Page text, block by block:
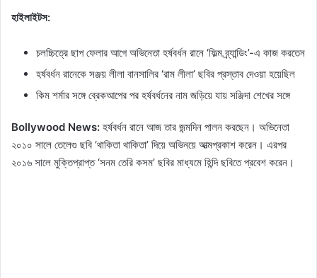
হাইলাইটস:
চলচ্চিত্রে ছাপ ফেলার আগে অভিনেতা হর্ষবর্ধন রানে ‘ফিল্ম ব্র্যান্ডিং’-এ কাজ করতেন
হর্ষবর্ধন রানেকে সঞ্জয় লীলা বানসালির ‘রাম লীলা’ ছবির প্রস্তাব দেওয়া হয়েছিল
কিম শর্মার সঙ্গে ব্রেকআপের পর হর্ষবর্ধনের নাম জড়িয়ে যায় সঞ্জিদা শেখের সঙ্গে
Bollywood News: হর্ষবর্ধন রানে আজ তার জন্মদিন পালন করছেন। অভিনেতা
২০১০ সালে তেলেগু ছবি ‘থাকিতা থাকিতা’ দিয়ে অভিনয়ে আত্মপ্রকাশ করেন। এরপর
২০১৬ সালে মুক্তিপ্রাপ্ত ‘সনম তেরি কসম’ ছবির মাধ্যমে হিন্দি ছবিতে প্রবেশ করেন।